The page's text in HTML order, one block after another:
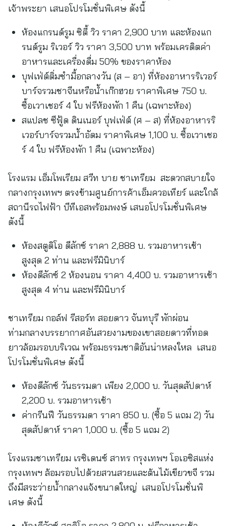
เจ้าพระยา เสนอโปรโมชั่นพิเศษ ดังนี้
ห้องแกรนด์รูม ซิตี้ วิว ราคา 2,900 บาท และห้องแก
รนด์รูม ริเวอร์ วิว ราคา 3,500 บาท พร้อมเครดิตค่า
อาหารและเครื่องดื่ม 50% ของราคาห้อง
บุฟเฟ่ต์ติ่มซำมื้อกลางวัน (ส – อา) ที่ห้องอาหารริเวอร์
บาร์จรวมชาจีนหรือน้ำเก๊กฮวย ราคาพิเศษ 750 บ.
ซื้อเวาเชอร์ 4 ใบ ฟรีห้องพัก 1 คืน (เฉพาะห้อง)
สแปลช ซีฟู้ด ดินเนอร์ บุฟเฟ่ต์ (ศ – ส) ที่ห้องอาหารริ
เวอร์บาร์จรวมน้ำอัดม ราคาพิเศษ 1,100 บ. ซื้อเวาเชอ
ร์ 4 ใบ ฟรีห้องพัก 1 คืน (เฉพาะห้อง)
โรงแรม เอ็มโพเรียม สวีท บาย ชาเทรียม สะดวกสบายใจ
กลางกรุงเทพฯ ตรงข้ามศูนย์การค้าเอ็มควอเทียร์ และใกล้
สถานีรถไฟฟ้า บีทีเอสพร้อมพงษ์ เสนอโปรโมชั่นพิเศษ
ดังนี้
ห้องสตูดิโอ ดีลักซ์ ราคา 2,888 บ. รวมอาหารเช้า
สูงสุด 2 ท่าน และฟรีมินิบาร์
ห้องดีลักซ์ 2 ห้องนอน ราคา 4,400 บ. รวมอาหารเช้า
สูงสุด 4 ท่าน และฟรีมินิบาร์
ชาเทรียม กอล์ฟ รีสอร์ท สอยดาว จันทบุรี พักผ่อน
ท่ามกลางบรรยากาศอันสวยงามของเขาสอยดาวที่ทอด
ยาวล้อมรอบบริเวณ พร้อมธรรมชาติอันน่าหลงใหล เสนอ
โปรโมชั่นพิเศษ ดังนี้
ห้องดีลักซ์ วันธรรมดา เพียง 2,000 บ. วันสุดสัปดาห์
2,200 บ. รวมอาหารเช้า
ค่ากรีนฟี วันธรรมดา ราคา 850 บ. (ซื้อ 5 แถม 2) วัน
สุดสัปดาห์ ราคา 1,000 บ. (ซื้อ 5 แถม 2)
โรงแรมชาเทรียม เรซิเดนซ์ สาทร กรุงเทพฯ โอเอซิสแห่ง
กรุงเทพฯ ล้อมรอบไปด้วยสวนสวยและต้นไม้เขียวขจี รวม
ถึงมีสระว่ายน้ำกลางแจ้งขนาดใหญ่ เสนอโปรโมชั่นพิ
เศษ ดังนี้